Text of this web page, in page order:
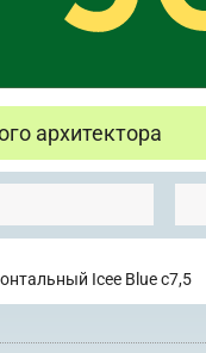
архитектора
Icee Blue с7,5